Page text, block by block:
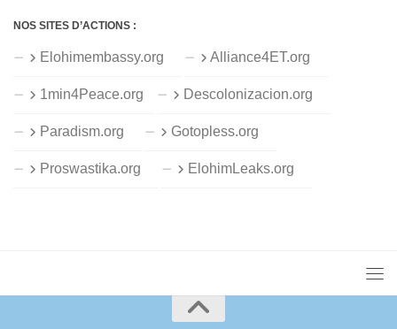
NOS SITES D’ACTIONS :
Elohimembassy.org Alliance4ET.org
1min4Peace.org Descolonizacion.org
Paradism.org Gotopless.org
Proswastika.org ElohimLeaks.org